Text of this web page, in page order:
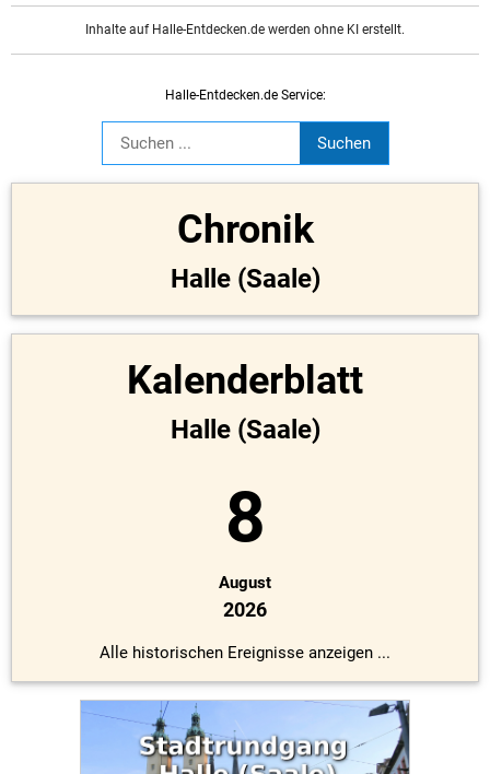
Inhalte auf Halle-Entdecken.de werden ohne KI erstellt.
Halle-Entdecken.de Service:
Chronik
Halle (Saale)
Kalenderblatt
Halle (Saale)
8
August
2026
Alle historischen Ereignisse anzeigen ...